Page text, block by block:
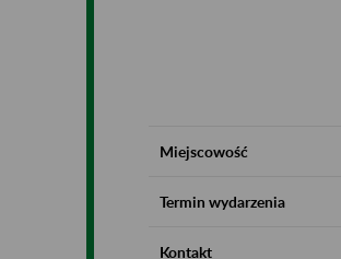
Miejscowość
Termin wydarzenia
Kontakt